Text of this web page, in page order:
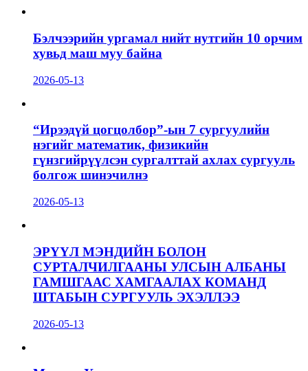
Бэлчээрийн ургамал нийт нутгийн 10 орчим
хувьд маш муу байна
2026-05-13
“Ирээдүй цогцолбор”-ын 7 сургуулийн
нэгийг математик, физикийн
гүнзгийрүүлсэн сургалттай ахлах сургууль
болгож шинэчилнэ
2026-05-13
ЭРҮҮЛ МЭНДИЙН БОЛОН
СУРТАЛЧИЛГААНЫ УЛСЫН АЛБАНЫ
ГАМШГААС ХАМГААЛАХ КОМАНД
ШТАБЫН СУРГУУЛЬ ЭХЭЛЛЭЭ
2026-05-13